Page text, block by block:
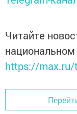
Читайте
https://max.ru/